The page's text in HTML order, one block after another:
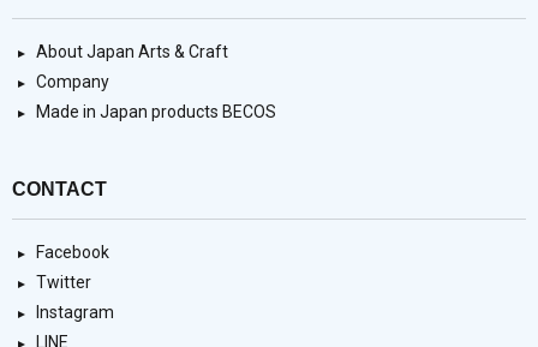
About Japan Arts & Craft
Company
Made in Japan products BECOS
CONTACT
Facebook
Twitter
Instagram
LINE